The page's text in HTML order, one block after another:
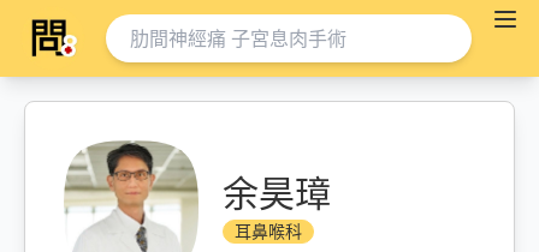
余昊璋
耳鼻喉科